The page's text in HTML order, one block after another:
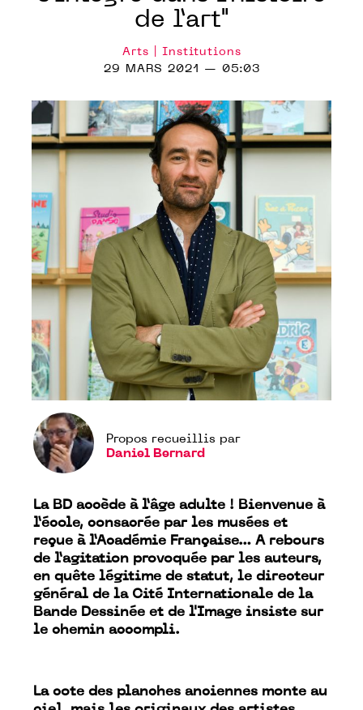
de l’art"
Arts | Institutions
29 MARS 2021 — 05:03
Propos recueillis par
Daniel Bernard
La BD accède à l’âge adulte ! Bienvenue à
l’école, consacrée par les musées et
reçue à l’Académie Française… A rebours
de l’agitation provoquée par les auteurs,
en quête légitime de statut, le directeur
général de la Cité Internationale de la
Bande Dessinée et de l'Image insiste sur
le chemin accompli.
La cote des planches anciennes monte au